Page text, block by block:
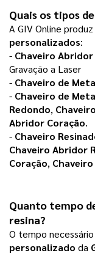
Quais os tipos
A GIV Online
personalizados:
- Chaveiro
Gravação a Laser
- Chaveiro de
- Chaveiro de
Redondo,
Abridor Coração.
- Chaveiro
Chaveiro Abridor
Coração,
Quanto tempo
resina?
O tempo
personalizado da